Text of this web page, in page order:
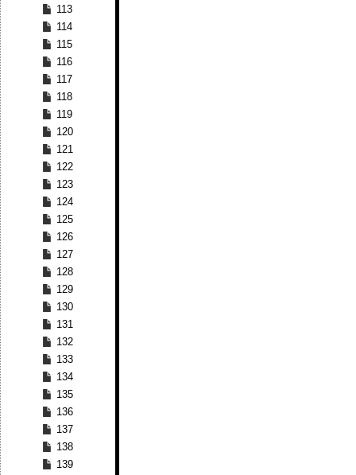
113
114
115
116
117
118
119
120
121
122
123
124
125
126
127
128
129
130
131
132
133
134
135
136
137
138
139